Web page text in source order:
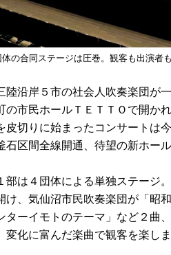
体の合同ステージは圧巻。観客も出演者
沿岸５市の社会人吹奏楽団が
の市民ホールＴＥＴＴＯで開か
皮切りに始まったコンサートは
石区間全線開通、待望の新ホー
は４団体による単独ステージ
け、気仙沼市民吹奏楽団が「昭
ターイモトのテーマ」など２曲
変化に富んだ楽曲で観客を楽しま